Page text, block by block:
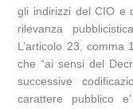
gli indirizzi del CIO e
rilevanza
L’articolo 23, comma
che “ai sensi del
successive
carattere pubblico